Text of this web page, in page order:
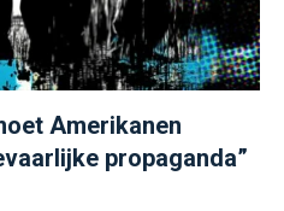
Amerikanen
propaganda”